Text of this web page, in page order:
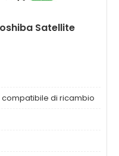
Satellite
di ricambio